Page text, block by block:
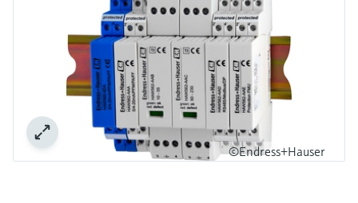
©Endress+Hauser